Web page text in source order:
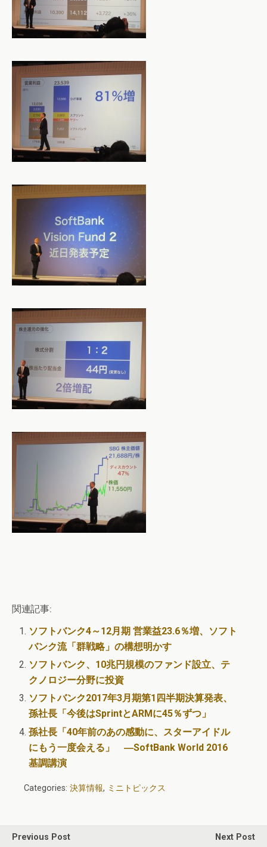
関連記事:
ソフトバンク4～12月期 営業益23.6％増、ソフト
バンク流「群戦略」の構想明かす
ソフトバンク、10兆円規模のファンド設立、テ
クノロジー分野に投資
ソフトバンク2017年3月期第1四半期決算発表、
孫社長「今後はSprintとARMに45％ずつ」
孫社長「40年前のあの感動に、スターアイドル
にもう一度会える」 ―SoftBank World 2016
基調講演
Categories: 決算情報, ミニトピックス
Previous Post Next Post